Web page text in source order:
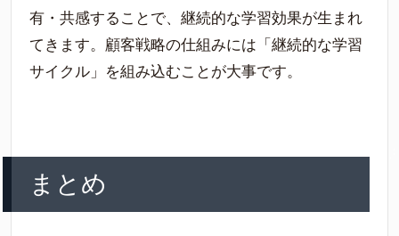
有・共感することで、継続的な学習効果が生まれ
てきます。顧客戦略の仕組みには「継続的な学習
サイクル」を組み込むことが大事です。
まとめ